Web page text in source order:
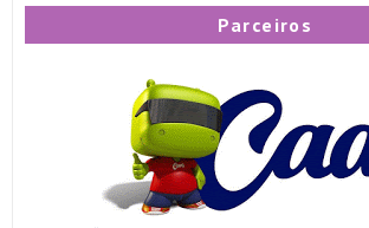
Parceiros